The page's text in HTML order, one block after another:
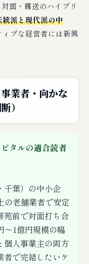
面・郵送のハイブリ
統派と現代派の中
ブな経営者には新興
業者・向かな
）
タルの適合読者
千葉）の中小企
の老舗業者で安定
苑前で対面打ち合
〜1億円規模の幅
個人事業主の両方
者で完結したいケ